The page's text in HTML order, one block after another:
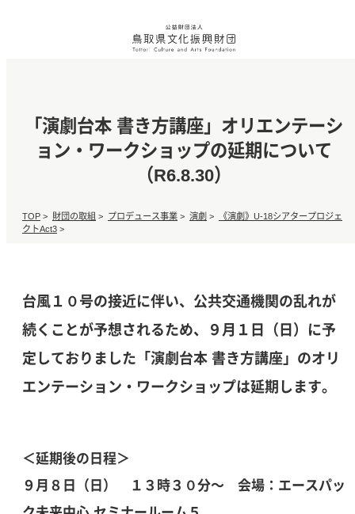
「演劇台本 書き方講座」オリエンテーシ
ョン・ワークショップの延期について
（R6.8.30）
TOP > 財団の取組 > プロデュース事業 > 演劇 >
《演劇》U-18シアタープロジェ
クトAct3 >
台風１０号の接近に伴い、公共交通機関の乱れが
続くことが予想されるため、９月１日（日）に予
定しておりました「演劇台本 書き方講座」のオリ
エンテーション・ワークショップは延期します。
＜延期後の日程＞
９月８日（日） １３時３０分～ 会場：エースパッ